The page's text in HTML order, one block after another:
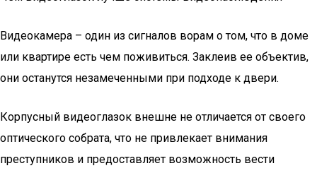
Видеокамера – один из сигналов ворам о том, что в доме
или квартире есть чем поживиться. Заклеив ее объектив,
они останутся незамеченными при подходе к двери.
Корпусный видеоглазок внешне не отличается от своего
оптического собрата, что не привлекает внимания
преступников и предоставляет возможность вести